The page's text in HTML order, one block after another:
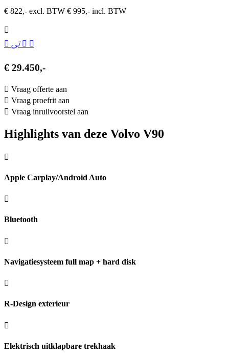
€ 822,- excl. BTW € 995,- incl. BTW
€ 29.450,-
Vraag offerte aan
Vraag proefrit aan
Vraag inruilvoorstel aan
Highlights van deze Volvo V90
Apple Carplay/Android Auto
Bluetooth
Navigatiesysteem full map + hard disk
R-Design exterieur
Elektrisch uitklapbare trekhaak